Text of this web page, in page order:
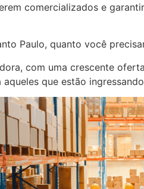
comercializados e
Paulo, quanto você
com uma crescente
que estão